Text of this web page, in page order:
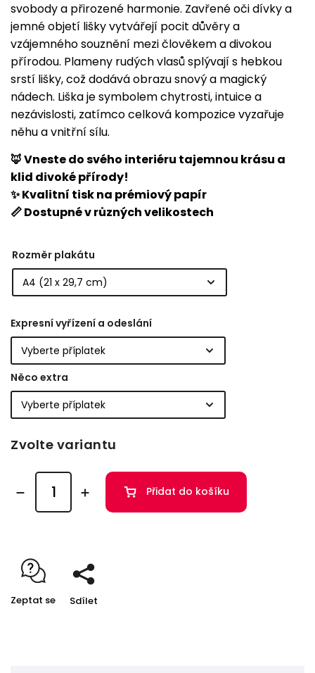
svobody a přirozené harmonie. Zavřené oči dívky a
jemné objetí lišky vytvářejí pocit důvěry a
vzájemného souznění mezi člověkem a divokou
přírodou. Plameny rudých vlasů splývají s hebkou
srstí lišky, což dodává obrazu snový a magický
nádech. Liška je symbolem chytrosti, intuice a
nezávislosti, zatímco celková kompozice vyzařuje
něhu a vnitřní sílu.
🦊 Vneste do svého interiéru tajemnou krásu a
klid divoké přírody!
✨ Kvalitní tisk na prémiový papír
📏 Dostupné v různých velikostech
Rozměr plakátu
Expresní vyřízení a odeslání
Něco extra
Zvolte variantu
Přidat do košíku
Zeptat se Sdílet